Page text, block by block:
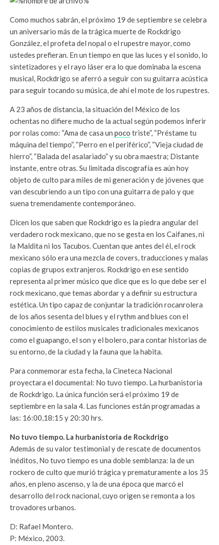
Como muchos sabrán, el próximo 19 de septiembre se celebra
un aniversario más de la trágica muerte de Rockdrigo
González, el profeta del nopal o el rupestre mayor, como
ustedes prefieran. En un tiempo en que las luces y el sonido, lo
sintetizadores y el rayo láser era lo que dominaba la escena
musical, Rockdrigo se aferró a seguir con su guitarra acústica
para seguir tocando su música, de ahí el mote de los rupestres.
A 23 años de distancia, la situación del México de los
ochentas no difiere mucho de la actual según podemos inferir
por rolas como: “Ama de casa un poco triste”, “Préstame tu
máquina del tiempo”, “Perro en el periférico”, “Vieja ciudad de
hierro”, “Balada del asalariado” y su obra maestra; Distante
instante, entre otras. Su limitada discografía es aún hoy
objeto de culto para miles de mi generación y de jóvenes que
van descubriendo a un tipo con una guitarra de palo y que
suena tremendamente contemporáneo.
Dicen los que saben que Rockdrigo es la piedra angular del
verdadero rock mexicano, que no se gesta en los Caifanes, ni
la Maldita ni los Tacubos. Cuentan que antes del él, el rock
mexicano sólo era una mezcla de covers, traducciones y malas
copias de grupos extranjeros. Rockdrigo en ese sentido
representa al primer músico que dice que es lo que debe ser el
rock mexicano, que temas abordar y a definir su estructura
estética. Un tipo capaz de conjuntar la tradición rocanrolera
de los años sesenta del blues y el rythm and blues con el
conocimiento de estilos musicales tradicionales mexicanos
como el guapango, el son y el bolero, para contar historias de
su entorno, de la ciudad y la fauna que la habita.
Para conmemorar esta fecha, la Cineteca Nacional
proyectara el documental: No tuvo tiempo. La hurbanistoria
de Rockdrigo. La única función será el próximo 19 de
septiembre en la sala 4. Las funciones están programadas a
las: 16:00,18:15 y 20:30 hrs.
No tuvo tiempo. La hurbanistoria de Rockdrigo
Además de su valor testimonial y de rescate de documentos
inéditos, No tuvo tiempo es una doble semblanza: la de un
rockero de culto que murió trágica y prema­turamente a los 35
años, en pleno ascenso, y la de una época que marcó el
desarrollo del rock nacional, cuyo origen se remonta a los
trovadores urbanos.
D: Rafael Montero.
P: México, 2003.